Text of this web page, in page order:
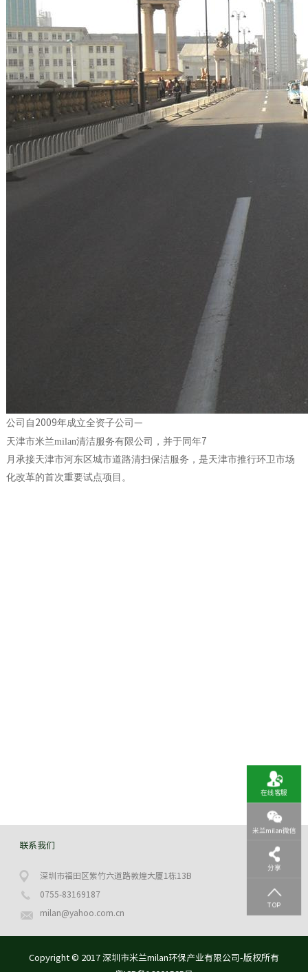
公司自 2009年成立全资子公司 —
天津市米兰milan清洁服务有限公司，并于同年7
月承接天津市河东区城市道路清扫保洁服务，是天津市推行环卫市场
化改革的首次重要试点项目。
联系我们
深圳市福田区紫竹六道路敦煌大厦1栋13B
0755-83169187
milan@yahoo.com.cn
Copyright © 2017 深圳市米兰milan环保产业有限公司-版权所有
在线客服
米兰milan微信
分享
TOP